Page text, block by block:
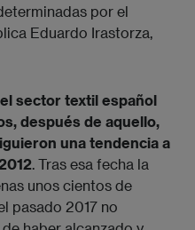
por el
Eduardo Irastorza,
sector textil español
después de aquello,
una tendencia a
. Tras esa fecha la
unos cientos de
pasado 2017 no